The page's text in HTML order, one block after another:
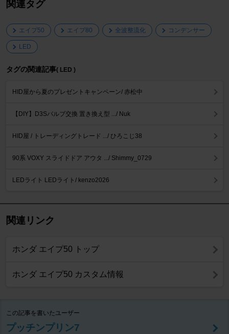
関連タグ
エイプ50 エイプ80 全波整流化 コンデンサー
LED
タグの関連記事( LED )
HID屋から夏のプレゼントキャンペーン/ 赤松中
【DIY】D3Sバルブ交換 置き換え型 .../ Nuk
HID屋 / トレーディングトレード .../ ひろこじ38
90系 VOXY スライドドア アウタ .../ Shimmy_0729
LEDライト LEDライト/ kenzo2026
関連リンク
ホンダ エイプ50 トップ
ホンダ エイプ50 カスタム情報
この記事を書いたユーザー
プッチンプリン7